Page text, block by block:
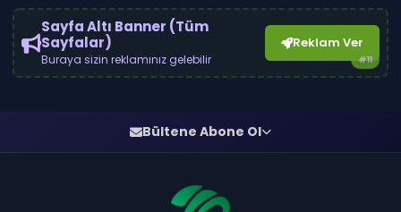
#11
Sayfa Altı Banner (Tüm
Sayfalar)
Buraya sizin reklamınız gelebilir
Reklam Ver
Bültene Abone Ol